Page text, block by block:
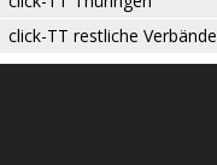
click-TT restliche Verbände